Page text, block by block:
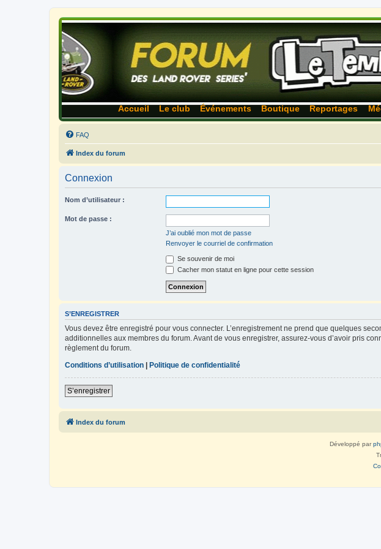
Accueil Le club Événements Boutique Reportages
FAQ
Index du forum
Connexion
Nom d’utilisateur :
Mot de passe :
J’ai oublié mon mot de passe
Renvoyer le courriel de confirmation
Se souvenir de moi
Cacher mon statut en ligne pour cette session
S’ENREGISTRER
Vous devez être enregistré pour vous connecter. L’enregistrement ne prend que quelques
additionnelles aux membres du forum. Avant de vous enregistrer, assurez-vous d’avoir pris
règlement du forum.
Conditions d’utilisation | Politique de confidentialité
S’enregistrer
Index du forum
Développé par